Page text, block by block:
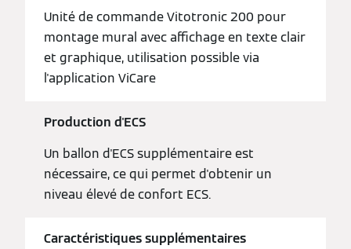
Unité de commande Vitotronic 200 pour
montage mural avec affichage en texte clair
et graphique, utilisation possible via
l'application ViCare
Production d'ECS
Un ballon d'ECS supplémentaire est
nécessaire, ce qui permet d'obtenir un
niveau élevé de confort ECS.
Caractéristiques supplémentaires